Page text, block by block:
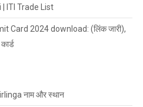
| ITI Trade List
Card 2024 download: (लिंक जारी),
नाम और स्थान